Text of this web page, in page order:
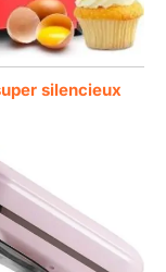
silencieux